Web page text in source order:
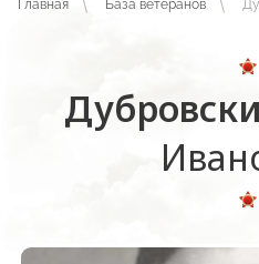
Главная База ветеранов